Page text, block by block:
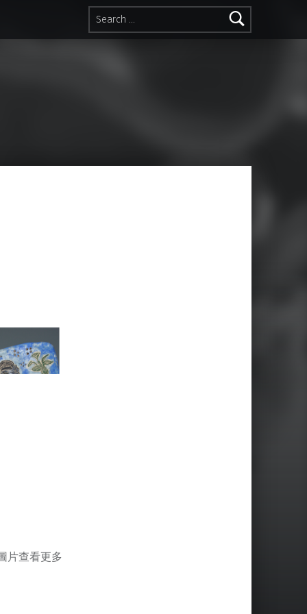
Search for:
片查看更多